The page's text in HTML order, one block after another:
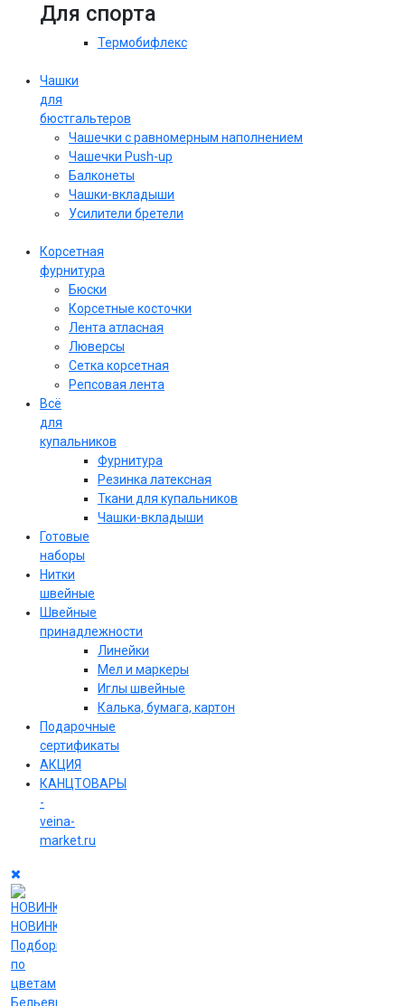
Для спорта
Термобифлекс
Чашки
для
бюстгальтеров
Чашечки с равномерным наполнением
Чашечки Push-up
Балконеты
Чашки-вкладыши
Усилители бретели
Корсетная
фурнитура
Бюски
Корсетные косточки
Лента атласная
Люверсы
Сетка корсетная
Репсовая лента
Всё
для
купальников
Фурнитура
Резинка латексная
Ткани для купальников
Чашки-вкладыши
Готовые
наборы
Нитки
швейные
Швейные
принадлежности
Линейки
Мел и маркеры
Иглы швейные
Калька, бумага, картон
Подарочные
сертификаты
АКЦИЯ
КАНЦТОВАРЫ
-
veina-
market.ru
НОВИНКИ
Подборки
по
цветам
Бельевые